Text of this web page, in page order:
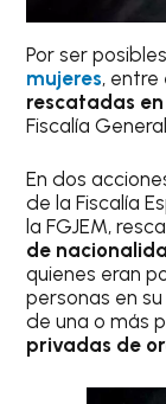
Por ser
mujeres, entre
rescatadas
Fiscalía
En dos
de la Fiscalía
la FGJEM,
de
quienes eran
personas en su
de una o más
privadas de